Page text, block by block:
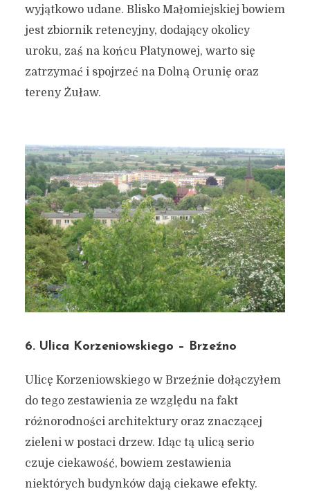
wyjątkowo udane. Blisko Małomiejskiej bowiem
jest zbiornik retencyjny, dodający okolicy
uroku, zaś na końcu Platynowej, warto się
zatrzymać i spojrzeć na Dolną Orunię oraz
tereny Żuław.
6. Ulica Korzeniowskiego – Brzeźno
Ulicę Korzeniowskiego w Brzeźnie dołączyłem
do tego zestawienia ze względu na fakt
różnorodności architektury oraz znaczącej
zieleni w postaci drzew. Idąc tą ulicą serio
czuje ciekawość, bowiem zestawienia
niektórych budynków dają ciekawe efekty.